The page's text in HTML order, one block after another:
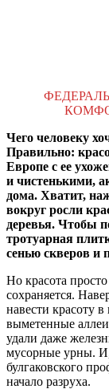
Чего человеку
Правильно:
Европе с ее
и чистенькими,
дома. Хватит,
вокруг росли
деревья. Чтобы
тротуарная
сенью скверов и
Но красота
сохраняется.
навести красоту
выметенные аллеи
удали даже
мусорные урны. И,
булгаковского
начало разруха.